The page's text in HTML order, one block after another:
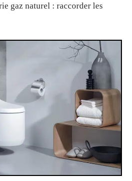
gaz naturel : raccorder les